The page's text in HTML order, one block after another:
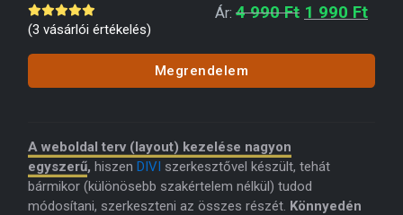
(3 vásárlói értékelés)
Ár: 4 990Ft Original
1 990 Ft
Megrendelem
A weboldal terv (layout) kezelése nagyon
egyszerű, hiszen DIVI szerkesztővel készült, tehát
bármikor (különösebb szakértelem nélkül) tudod
módosítani, szerkeszteni az összes részét. Könnyedén